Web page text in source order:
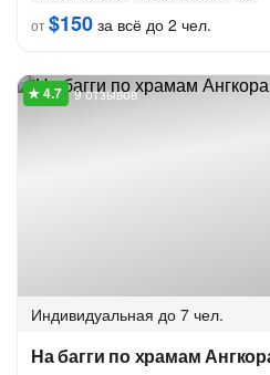
от$150 за всё до 2 чел.
9 отзывов
Индивидуальная до 7 чел.
На багги по храмам